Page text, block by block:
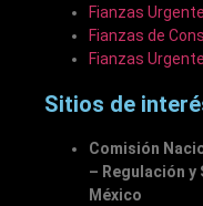
Fianzas
Fianzas de
Fianzas
Sitios de
Comisión
– Regulación
México